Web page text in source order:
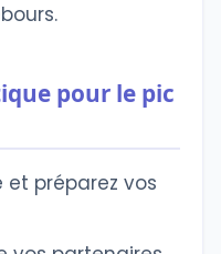
pour le pic
préparez vos